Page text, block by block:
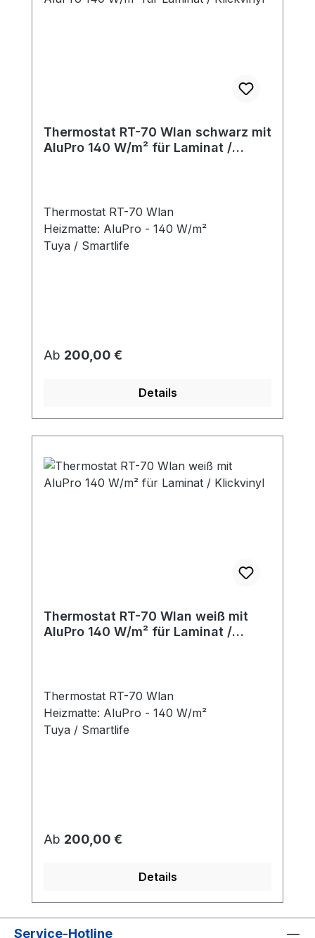
Thermostat RT-70 Wlan schwarz mit
AluPro 140 W/m² für Laminat /
Thermostat RT-70 Wlan
Heizmatte: AluPro - 140 W/m²
Tuya / Smartlife
Regulärer Preis:
Ab 200,00 €
Details
Thermostat RT-70 Wlan weiß mit
AluPro 140 W/m² für Laminat /
Thermostat RT-70 Wlan
Heizmatte: AluPro - 140 W/m²
Tuya / Smartlife
Regulärer Preis:
Ab 200,00 €
Details
Service-Hotline